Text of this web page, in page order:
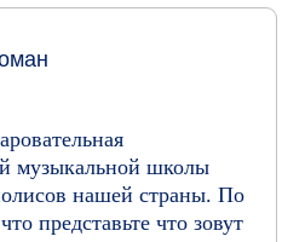
музыкальной школы
нашей страны. По
представьте что зовут